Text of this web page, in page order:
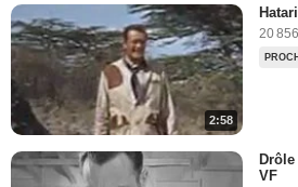
2:58
20
VF